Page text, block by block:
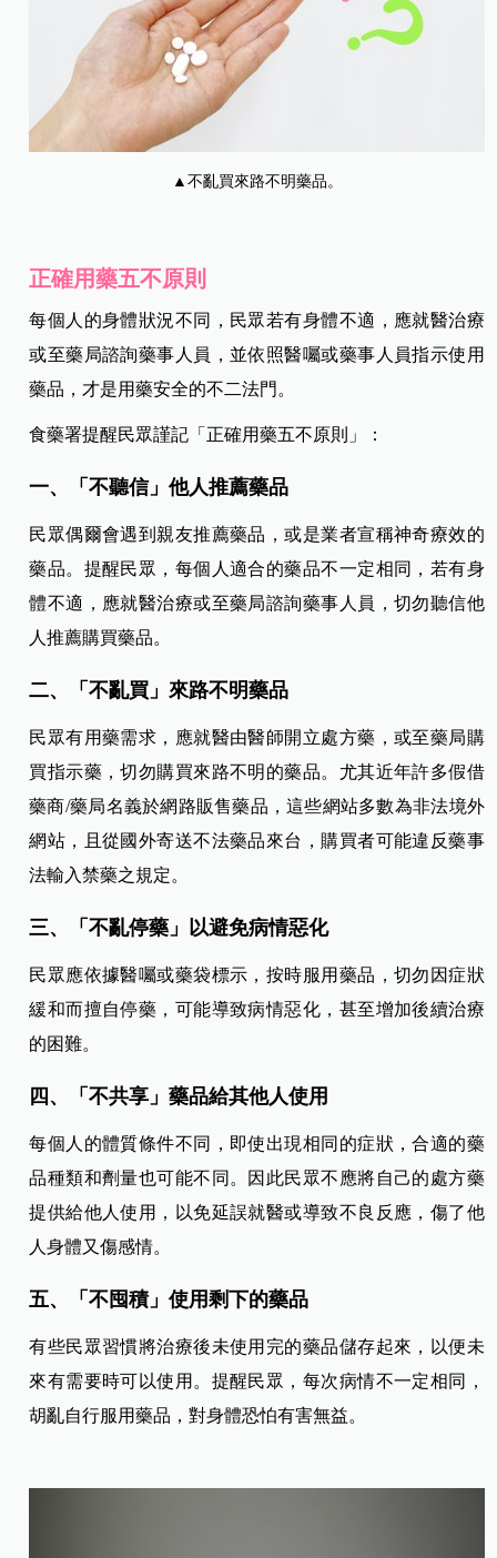
▲不亂買來路不明藥品。
正確用藥五不原則
每個人的身體狀況不同，民眾若有身體不適，應就醫治療
或至藥局諮詢藥事人員，並依照醫囑或藥事人員指示使用
藥品，才是用藥安全的不二法門。
食藥署提醒民眾謹記「正確用藥五不原則」：
一、「不聽信」他人推薦藥品
民眾偶爾會遇到親友推薦藥品，或是業者宣稱神奇療效的
藥品。提醒民眾，每個人適合的藥品不一定相同，若有身
體不適，應就醫治療或至藥局諮詢藥事人員，切勿聽信他
人推薦購買藥品。
二、「不亂買」來路不明藥品
民眾有用藥需求，應就醫由醫師開立處方藥，或至藥局購
買指示藥，切勿購買來路不明的藥品。尤其近年許多假借
藥商/藥局名義於網路販售藥品，這些網站多數為非法境外
網站，且從國外寄送不法藥品來台，購買者可能違反藥事
法輸入禁藥之規定。
三、「不亂停藥」以避免病情惡化
民眾應依據醫囑或藥袋標示，按時服用藥品，切勿因症狀
緩和而擅自停藥，可能導致病情惡化，甚至增加後續治療
的困難。
四、「不共享」藥品給其他人使用
每個人的體質條件不同，即使出現相同的症狀，合適的藥
品種類和劑量也可能不同。因此民眾不應將自己的處方藥
提供給他人使用，以免延誤就醫或導致不良反應，傷了他
人身體又傷感情。
五、「不囤積」使用剩下的藥品
有些民眾習慣將治療後未使用完的藥品儲存起來，以便未
來有需要時可以使用。提醒民眾，每次病情不一定相同，
胡亂自行服用藥品，對身體恐怕有害無益。